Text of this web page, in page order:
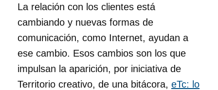
La relación con los clientes está
cambiando y nuevas formas de
comunicación, como Internet, ayudan a
ese cambio. Esos cambios son los que
impulsan la aparición, por iniciativa de
Territorio creativo, de una bitácora, eTc: lo